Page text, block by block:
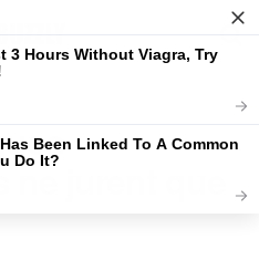
ne jurent que